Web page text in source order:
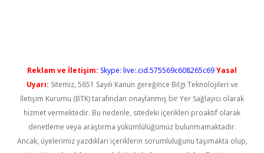
Reklam ve İletişim: Skype: live:.cid.575569c608265c69Yasal
Uyarı: Sitemiz, 5651 Sayılı Kanun gereğince Bilgi Teknolojileri ve
İletişim Kurumu (BTK) tarafından onaylanmış bir Yer Sağlayıcı olarak
hizmet vermektedir. Bu nedenle, sitedeki içerikleri proaktif olarak
denetleme veya araştırma yükümlülüğümüz bulunmamaktadır.
Ancak, üyelerimiz yazdıkları içeriklerin sorumluluğunu taşımakta olup,